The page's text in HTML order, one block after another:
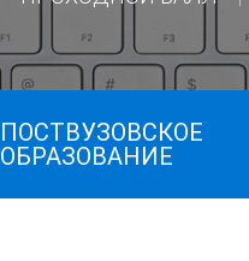
ПОСТВУЗОВСКОЕ
ОБРАЗОВАНИЕ